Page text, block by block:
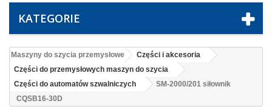
KATEGORIE
Maszyny do szycia przemysłowe
Części i akcesoria
Części do przemysłowych maszyn do szycia
Części do automatów szwalniczych
SM-2000/201 siłownik
CQSB16-30D